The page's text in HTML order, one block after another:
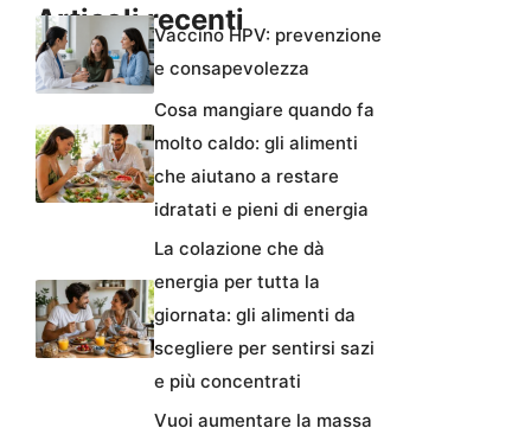
Articoli recentiVaccino HPV: prevenzione
e consapevolezza
Cosa mangiare quando fa
molto caldo: gli alimenti
che aiutano a restare
idratati e pieni di energia
La colazione che dà
energia per tutta la
giornata: gli alimenti da
scegliere per sentirsi sazi
e più concentrati
Vuoi aumentare la massa